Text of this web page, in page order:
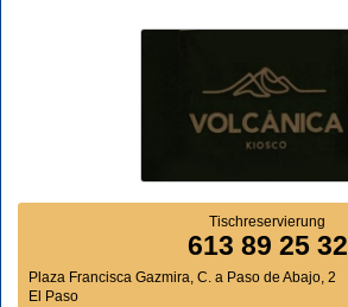
Tischreservierung
613 89 25 32
Plaza Francisca Gazmira, C. a Paso de Abajo, 2
El Paso